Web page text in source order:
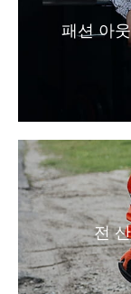
패션 아
전